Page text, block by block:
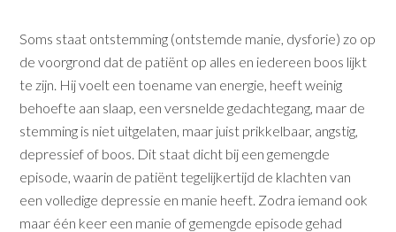
Soms staat ontstemming (ontstemde manie, dysforie) zo op
de voorgrond dat de patiënt op alles en iedereen boos lijkt
te zijn. Hij voelt een toename van energie, heeft weinig
behoefte aan slaap, een versnelde gedachtegang, maar de
stemming is niet uitgelaten, maar juist prikkelbaar, angstig,
depressief of boos. Dit staat dicht bij een gemengde
episode, waarin de patiënt tegelijkertijd de klachten van
een volledige depressie en manie heeft. Zodra iemand ook
maar één keer een manie of gemengde episode gehad